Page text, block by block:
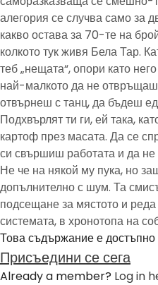
алегория се случва само за
какво остава за 70-те на
колкото тук живя Бела Тар.
теб „нещата“, опори като
най-малкото да не
отвърнеш с танц, да бъдеш
Подхвърлят ти ги, ей така,
картоф през масата. Да се
си свършиш работата и да
Не че на някой му пука, но
допълнително с шум. Та
подсещане за мястото и
системата, в хронотопа на
Това съдържание е
Присъедини се сега
Already a member? Log in